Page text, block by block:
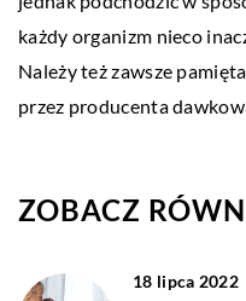
każdy organizm nieco
Należy też zawsze
przez producenta
ZOBACZ
18 lipca 2022